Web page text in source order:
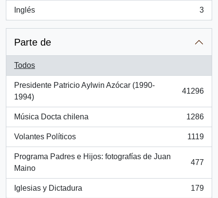
Inglés
, 3 resultados
3
Parte de
Todos
Presidente Patricio Aylwin Azócar (1990-
1994)
, 41296 resultados
41296
Música Docta chilena
, 1286 resultados
1286
Volantes Políticos
, 1119 resultados
1119
Programa Padres e Hijos: fotografías de Juan
Maino
, 477 resultados
477
Iglesias y Dictadura
, 179 resultados
179